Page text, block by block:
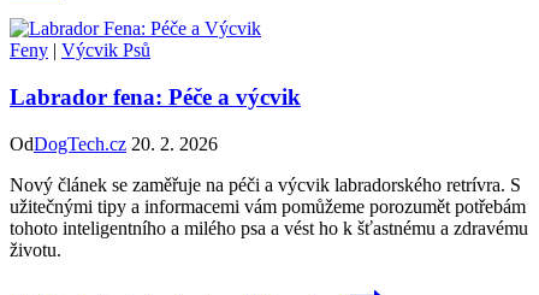
Feny | Výcvik Psů
Labrador fena: Péče a výcvik
OdDogTech.cz 20. 2. 2026
Nový článek se zaměřuje na péči a výcvik labradorského retrívra. S
užitečnými tipy a informacemi vám pomůžeme porozumět potřebám
tohoto inteligentního a milého psa a vést ho k šťastnému a zdravému
životu.